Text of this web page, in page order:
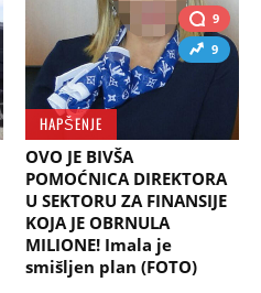
9
9
HAPŠENJE
OVO JE BIVŠA
POMOĆNICA DIREKTORA
U SEKTORU ZA FINANSIJE
KOJA JE OBRNULA
MILIONE! Imala je
smišljen plan (FOTO)